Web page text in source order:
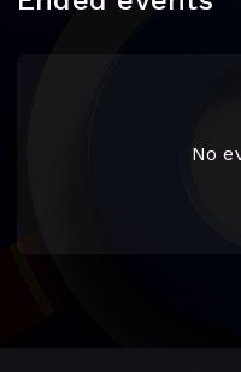
No